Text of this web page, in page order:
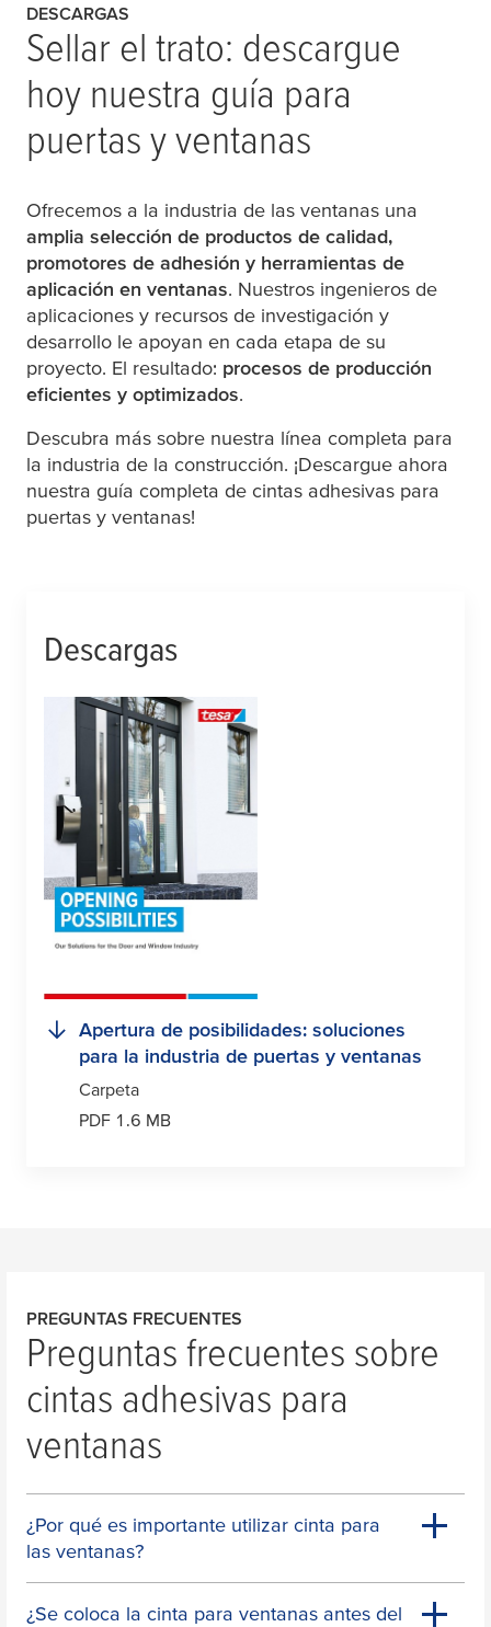
DESCARGAS
Sellar el trato: descargue
hoy nuestra guía para
puertas y ventanas
Ofrecemos a la industria de las ventanas una
amplia selección de productos de calidad,
promotores de adhesión y herramientas de
aplicación en ventanas. Nuestros ingenieros de
aplicaciones y recursos de investigación y
desarrollo le apoyan en cada etapa de su
proyecto. El resultado: procesos de producción
eficientes y optimizados.
Descubra más sobre nuestra línea completa para
la industria de la construcción. ¡Descargue ahora
nuestra guía completa de cintas adhesivas para
puertas y ventanas!
Descargas
Apertura de posibilidades: soluciones
para la industria de puertas y ventanas
Carpeta
PDF 1.6 MB
PREGUNTAS FRECUENTES
Preguntas frecuentes sobre
cintas adhesivas para
ventanas
¿Por qué es importante utilizar cinta para
las ventanas?
¿Se coloca la cinta para ventanas antes del